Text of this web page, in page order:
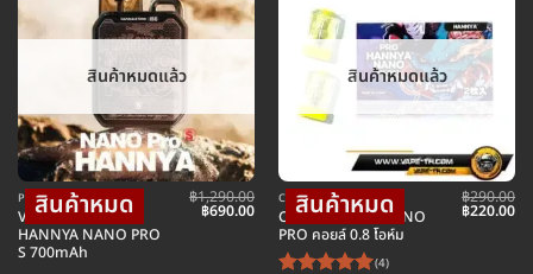
สินค้าหมดแล้ว
POD พอตบุหรี่ไฟฟ้า
VAPELUSTION
HANNYA NANO PRO
S 700mAh
฿1,290.00
Original
฿690.00Current
price
฿690.00.
สินค้าหมดแล้ว
COIL คอยล์บุหรี่ไฟฟ้า
COIL HANNYA NANO
PRO คอยล์ 0.8 โอห์ม
(4)
฿290.00
Original
฿220.00